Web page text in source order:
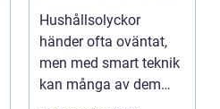
innan de inträffar
Hushållsolyckor
händer ofta oväntat,
men med smart teknik
kan många av dem